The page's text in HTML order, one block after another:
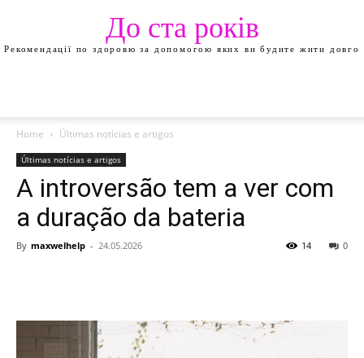
До ста років
Рекомендації по здоровю за допомогою яких ви будите жити довго
Home Últimas notícias e artigos
Últimas notícias e artigos
A introversão tem a ver com
a duração da bateria
By maxwelhelp - 24.05.2026 0
14